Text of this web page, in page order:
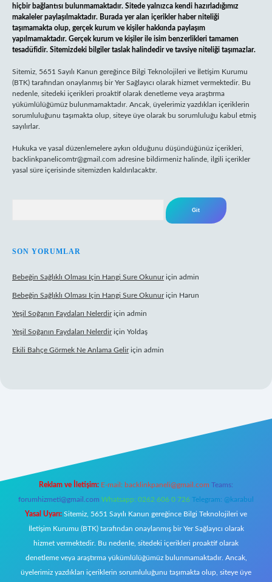
hiçbir bağlantısı bulunmamaktadır. Sitede yalnızca kendi hazırladığımız
makaleler paylaşılmaktadır. Burada yer alan içerikler haber niteliği
taşımamakta olup, gerçek kurum ve kişiler hakkında paylaşım
yapılmamaktadır. Gerçek kurum ve kişiler ile isim benzerlikleri tamamen
tesadüfidir. Sitemizdeki bilgiler taslak halindedir ve tavsiye niteliği taşımazlar.
Sitemiz, 5651 Sayılı Kanun gereğince Bilgi Teknolojileri ve İletişim Kurumu
(BTK) tarafından onaylanmış bir Yer Sağlayıcı olarak hizmet vermektedir. Bu
nedenle, sitedeki içerikleri proaktif olarak denetleme veya araştırma
yükümlülüğümüz bulunmamaktadır. Ancak, üyelerimiz yazdıkları içeriklerin
sorumluluğunu taşımakta olup, siteye üye olarak bu sorumluluğu kabul etmiş
sayılırlar.
Hukuka ve yasal düzenlemelere aykırı olduğunu düşündüğünüz içerikleri,
backlinkpanelicomtr@gmail.com adresine bildirmeniz halinde, ilgili içerikler
yasal süre içerisinde sitemizden kaldırılacaktır.
SON YORUMLAR
Bebeğin Sağlıklı Olması Için Hangi Sure Okunuriçin admin
Bebeğin Sağlıklı Olması Için Hangi Sure Okunuriçin Harun
Yeşil Soğanın Faydaları Nelerdiriçin admin
Yeşil Soğanın Faydaları Nelerdiriçin Yoldaş
Ekili Bahçe Görmek Ne Anlama Geliriçin admin
Reklam ve İletişim: E-mail: backlinkpaneli@gmail.com Teams:
forumhizmeti@gmail.com Whatsapp: 0262 606 0 726 Telegram: @karabul
Yasal Uyarı: Sitemiz, 5651 Sayılı Kanun gereğince Bilgi Teknolojileri ve
İletişim Kurumu (BTK) tarafından onaylanmış bir Yer Sağlayıcı olarak
hizmet vermektedir. Bu nedenle, sitedeki içerikleri proaktif olarak
denetleme veya araştırma yükümlülüğümüz bulunmamaktadır. Ancak,
üyelerimiz yazdıkları içeriklerin sorumluluğunu taşımakta olup, siteye üye